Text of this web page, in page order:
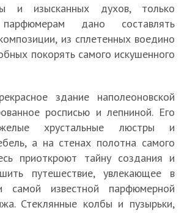
и изысканных духов, только
парфюмерам дано составлять
из сплетенных воедино
покорять самого искушенного
здание наполеоновской
росписью и лепниной. Его
хрустальные люстры и
а на стенах полотна самого
приоткроют тайну создания и
путешествие, увлекающее в
самой известной парфюмерной
Стеклянные колбы и пузырьки,